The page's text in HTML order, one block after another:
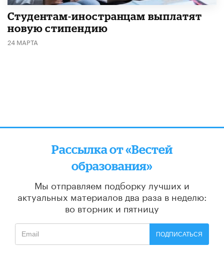
Студентам-иностранцам выплатят
новую стипендию
24 МАРТА
Рассылка от «Вестей
образования»
Мы отправляем подборку лучших и
актуальных материалов два раза в неделю:
во вторник и пятницу
ПОДПИСАТЬСЯ